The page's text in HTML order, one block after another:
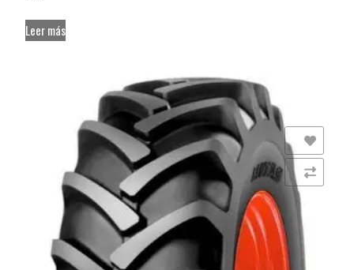
Leer más
Comparar
Añadir a la lista de deseos